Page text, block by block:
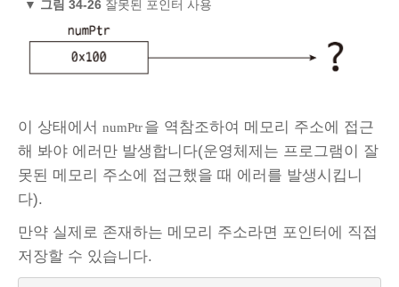
▼ 그림 34-26잘못된 포인터 사용
이 상태에서 numPtr을 역참조하여 메모리 주소에 접근
해 봐야 에러만 발생합니다(운영체제는 프로그램이 잘
못된 메모리 주소에 접근했을 때 에러를 발생시킵니
다).
만약 실제로 존재하는 메모리 주소라면 포인터에 직접
저장할 수 있습니다.